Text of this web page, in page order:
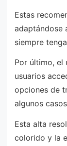
Estas
adaptándose
siempre
Por último, el
usuarios
opciones de
algunos
Esta alta
colorido y la